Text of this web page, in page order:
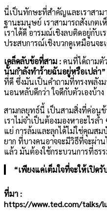
นี่เป็นทักษะที่สำคัญและเราสาม
ฐานะมนุษย์ เราสามารถสังเกต
เราได้ดี อารมณ์เชิงลบติดอยู่กับ
ประสบการณ์เชิงบวกดูเหมือนจ
เคล็ดลับข้อที่สาม :คนที่ได้ถามตั
นั้นกำลังทำร้ายฉันอยู่หรือเปล่า”
ที่ดี ซึ่งมันเป็นคำถามที่ทรงพลังม
นอนหลับดีกว่า ใจดีกับตัวเองบ้าง
สามกลยุทธ์นี้ เป็นสามสิ่งที่ค่อนข้
เราไม่จำเป็นต้องมองหาอะไรล้
แย่ การล้มและลุกได้ไม่ใช่คุณสม
ยาก ที่บางคนอาจจะมีวิธีที่จะผ่า
แล้ว มันต้องใช้กระบวนการที่ธร
“เพียงแค่เต็มใจที่จะให้เปิดรั
ที่มา :
https://www.ted.com/talks/